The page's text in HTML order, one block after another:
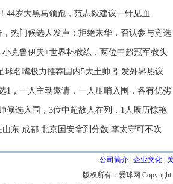
44岁大黑马领跑，范志毅建议一针见血
热门候选人发声：拒绝来华，否认参与竞选
小克鲁伊夫+世界杯教练，两位中超冠军教头
球名嘴极力推荐国内5大土帅 引发外界热议
1，一人主动邀请，一人压哨入围，各有优劣
候选入围，3位中超故人在列，1人履历惊艳
东 成都 北京国安拿到分数 李太守可不吹
公司简介 企业文化
版权所有：爱球网